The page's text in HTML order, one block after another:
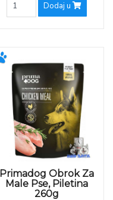
Dodaj u
Primadog Obrok Za
Male Pse, Piletina
260g